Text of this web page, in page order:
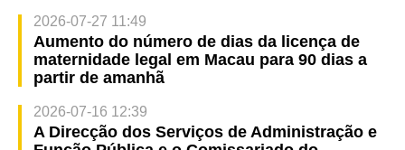
2026-07-27 11:49
Aumento do número de dias da licença de
maternidade legal em Macau para 90 dias a
partir de amanhã
2026-07-16 12:39
A Direcção dos Serviços de Administração e